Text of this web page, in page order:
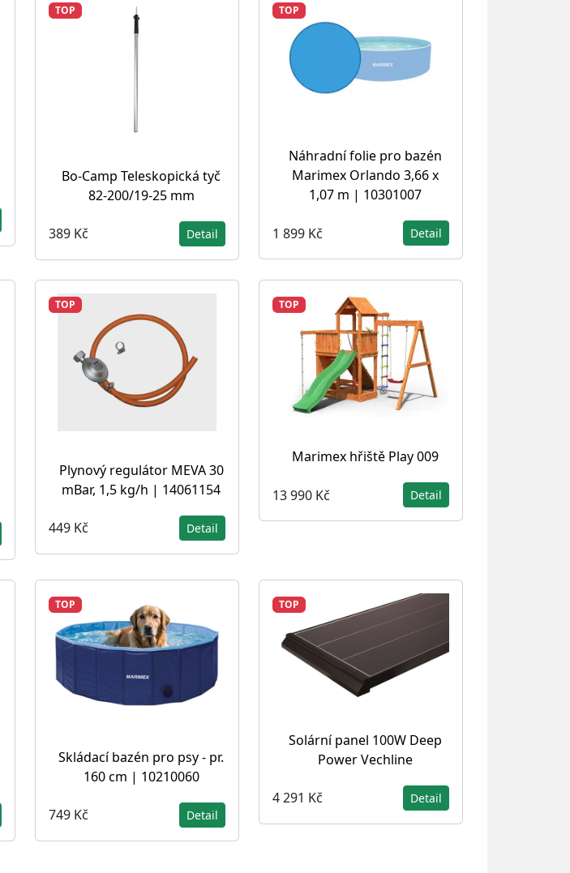
TOP
Bo-Camp Teleskopická tyč
82-200/19-25 mm
389 Kč Detail
TOP
Náhradní folie pro bazén
Marimex Orlando 3,66 x
1,07 m | 10301007
1 899 Kč Detail
TOP
Plynový regulátor MEVA 30
mBar, 1,5 kg/h | 14061154
449 Kč Detail
TOP
Marimex hřiště Play 009
13 990 Kč Detail
TOP
Skládací bazén pro psy - pr.
160 cm | 10210060
749 Kč Detail
TOP
Solární panel 100W Deep
Power Vechline
4 291 Kč Detail